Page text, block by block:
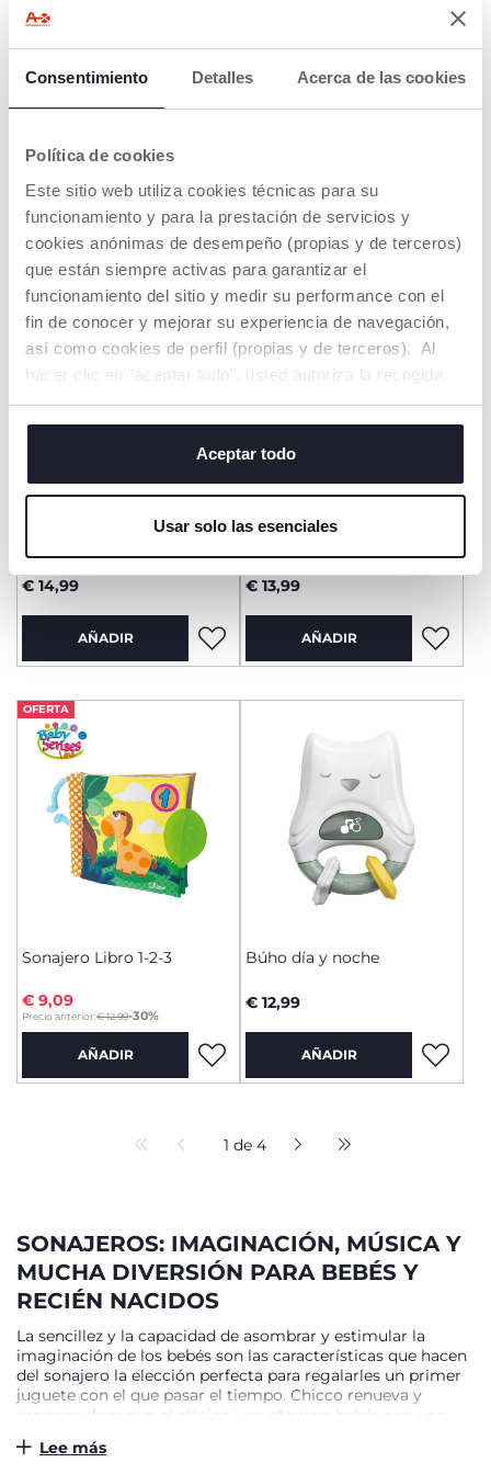
Consentimiento Detalles Acerca de las cookies
Política de cookies
Este sitio web utiliza cookies técnicas para su
funcionamiento y para la prestación de servicios y
cookies anónimas de desempeño (propias y de terceros)
que están siempre activas para garantizar el
funcionamiento del sitio y medir su performance con el
fin de conocer y mejorar su experiencia de navegación,
así como cookies de perfil (propias y de terceros). Al
hacer clic en "aceptar todo", usted autoriza la recogida
de todas las cookies. Si desea obtener más información
o cambiar o revocar el consentimiento de todas o
algunas cookies, haga clic en "mostrar detalles". Al
cerrar este banner, usted consiente en utilizar
servicio solicitado.
Aceptar todo
Usar solo las esenciales
AÑADIR AÑADIR
Conejito
€ 14,99
AÑADIR
actividades
€ 13,99
AÑADIR
OFERTA
Sonajero Libro 1-2-3
Precio anterior:€ 12,99-30%
to
€ 9,09
AÑADIR
Búho día y noche
€ 12,99
AÑADIR
1 de 4
SONAJEROS: IMAGINACIÓN, MÚSICA Y
MUCHA DIVERSIÓN PARA BEBÉS Y
RECIÉN NACIDOS
La sencillez y la capacidad de asombrar y estimular la
imaginación de los bebés son las características que hacen
del sonajero la elección perfecta para regalarles un primer
juguete con el que pasar el tiempo. Chicco renueva y
propone de nuevo el clásico juguete para bebés con una
selección de sonajeros muy coloridos y originales. Una
amplia gama de productos pensados para acompañar su
Lee más